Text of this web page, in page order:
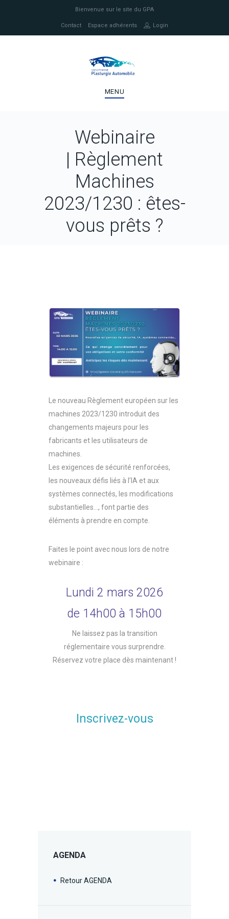
Bienvenue sur le site du GPA
Contact Espace adhérents Login
MENU
Webinaire
| Règlement
Machines
2023/1230 : êtes-
vous prêts ?
Le nouveau Règlement européen sur les
machines 2023/1230 introduit des
changements majeurs pour les
fabricants et les utilisateurs de
machines.
Les exigences de sécurité renforcées,
les nouveaux défis liés à l’IA et aux
systèmes connectés, les modifications
substantielles…, font partie des
éléments à prendre en compte.
Faites le point avec nous lors de notre
webinaire :
Lundi 2 mars 2026
de 14h00 à 15h00
Ne laissez pas la transition
réglementaire vous surprendre.
Réservez votre place dès maintenant !
Inscrivez-vous
AGENDA
Retour AGENDA